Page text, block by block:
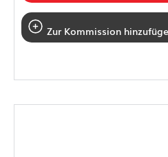
Zur Kommission